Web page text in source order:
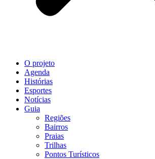
O projeto
Agenda
Histórias
Esportes
Notícias
Guia
Regiões
Bairros
Praias
Trilhas
Pontos Turísticos